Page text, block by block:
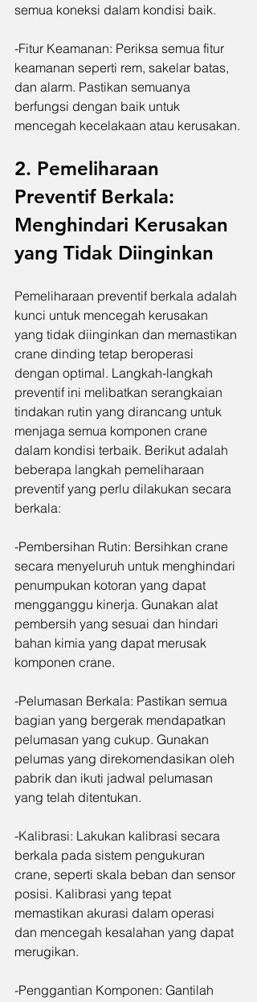
semua koneksi dalam kondisi baik.
-Fitur Keamanan: Periksa semua fitur
keamanan seperti rem, sakelar batas,
dan alarm. Pastikan semuanya
berfungsi dengan baik untuk
mencegah kecelakaan atau kerusakan.
2. Pemeliharaan
Preventif Berkala:
Menghindari Kerusakan
yang Tidak Diinginkan
Pemeliharaan preventif berkala adalah
kunci untuk mencegah kerusakan
yang tidak diinginkan dan memastikan
crane dinding tetap beroperasi
dengan optimal. Langkah-langkah
preventif ini melibatkan serangkaian
tindakan rutin yang dirancang untuk
menjaga semua komponen crane
dalam kondisi terbaik. Berikut adalah
beberapa langkah pemeliharaan
preventif yang perlu dilakukan secara
berkala:
-Pembersihan Rutin: Bersihkan crane
secara menyeluruh untuk menghindari
penumpukan kotoran yang dapat
mengganggu kinerja. Gunakan alat
pembersih yang sesuai dan hindari
bahan kimia yang dapat merusak
komponen crane.
-Pelumasan Berkala: Pastikan semua
bagian yang bergerak mendapatkan
pelumasan yang cukup. Gunakan
pelumas yang direkomendasikan oleh
pabrik dan ikuti jadwal pelumasan
yang telah ditentukan.
-Kalibrasi: Lakukan kalibrasi secara
berkala pada sistem pengukuran
crane, seperti skala beban dan sensor
posisi. Kalibrasi yang tepat
memastikan akurasi dalam operasi
dan mencegah kesalahan yang dapat
merugikan.
-Penggantian Komponen: Gantilah